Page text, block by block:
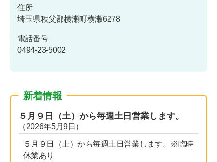
住所
埼玉県秩父郡横瀬町横瀬6278
電話番号
0494-23-5002
新着情報
５月９日（土）から毎週土日営業します。
（2026年5月9日）
５月９日（土）から毎週土日営業します。※臨時
休業あり